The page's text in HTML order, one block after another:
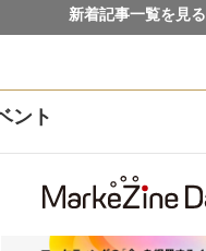
新着記事一覧を見る
ント